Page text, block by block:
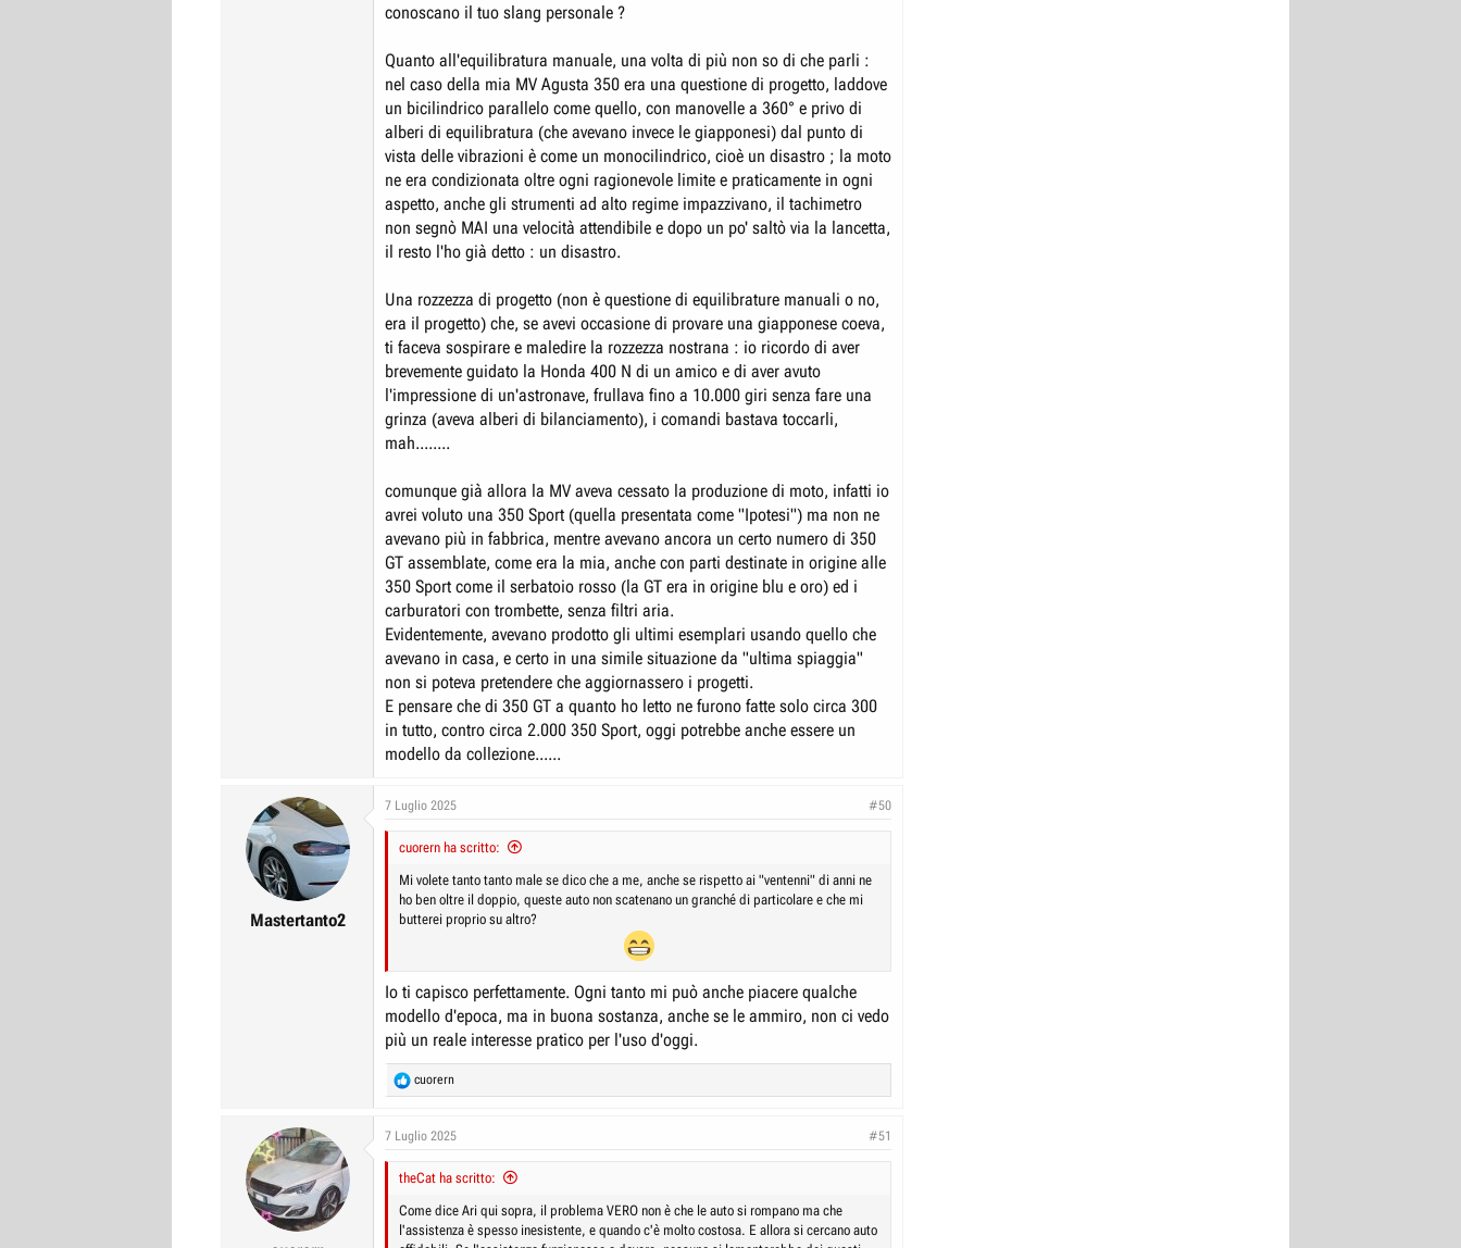
conoscano il tuo slang personale ?
Quanto all'equilibratura manuale, una volta di più non so di che parli :
nel caso della mia MV Agusta 350 era una questione di progetto, laddove
un bicilindrico parallelo come quello, con manovelle a 360° e privo di
alberi di equilibratura (che avevano invece le giapponesi) dal punto di
vista delle vibrazioni è come un monocilindrico, cioè un disastro ; la moto
ne era condizionata oltre ogni ragionevole limite e praticamente in ogni
aspetto, anche gli strumenti ad alto regime impazzivano, il tachimetro
non segnò MAI una velocità attendibile e dopo un po' saltò via la lancetta,
il resto l'ho già detto : un disastro.
Una rozzezza di progetto (non è questione di equilibrature manuali o no,
era il progetto) che, se avevi occasione di provare una giapponese coeva,
ti faceva sospirare e maledire la rozzezza nostrana : io ricordo di aver
brevemente guidato la Honda 400 N di un amico e di aver avuto
l'impressione di un'astronave, frullava fino a 10.000 giri senza fare una
grinza (aveva alberi di bilanciamento), i comandi bastava toccarli,
mah........
comunque già allora la MV aveva cessato la produzione di moto, infatti io
avrei voluto una 350 Sport (quella presentata come "Ipotesi") ma non ne
avevano più in fabbrica, mentre avevano ancora un certo numero di 350
GT assemblate, come era la mia, anche con parti destinate in origine alle
350 Sport come il serbatoio rosso (la GT era in origine blu e oro) ed i
carburatori con trombette, senza filtri aria.
Evidentemente, avevano prodotto gli ultimi esemplari usando quello che
avevano in casa, e certo in una simile situazione da "ultima spiaggia"
non si poteva pretendere che aggiornassero i progetti.
E pensare che di 350 GT a quanto ho letto ne furono fatte solo circa 300
in tutto, contro circa 2.000 350 Sport, oggi potrebbe anche essere un
modello da collezione......
Mastertanto2
7 Luglio 2025 #50
cuorern ha scritto:
Mi volete tanto tanto male se dico che a me, anche se rispetto ai "ventenni" di anni ne
ho ben oltre il doppio, queste auto non scatenano un granché di particolare e che mi
butterei proprio su altro?
Io ti capisco perfettamente. Ogni tanto mi può anche piacere qualche
modello d'epoca, ma in buona sostanza, anche se le ammiro, non ci vedo
più un reale interesse pratico per l'uso d'oggi.
R
e
c
n
s
:
cuorern
7 Luglio 2025 #51
theCat ha scritto:
Come dice Ari qui sopra, il problema VERO non è che le auto si rompano ma che
l'assistenza è spesso inesistente, e quando c'è molto costosa. E allora si cercano auto